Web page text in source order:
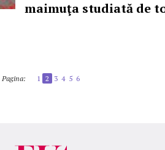
maimuţa studiată de
Pagina: 1 2 3 4 5 6